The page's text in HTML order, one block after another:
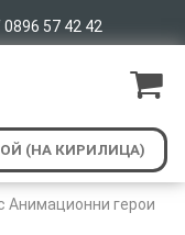
57 42 42
Анимационни герои